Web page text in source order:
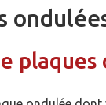
plaques